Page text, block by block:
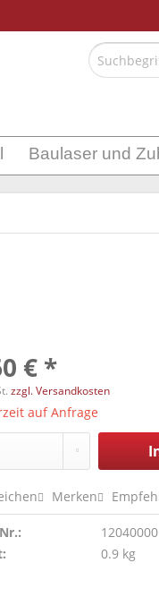
Baulaser und
€ *
zzgl. Versandkosten
auf Anfrage
Merken
12040000
0.9 kg